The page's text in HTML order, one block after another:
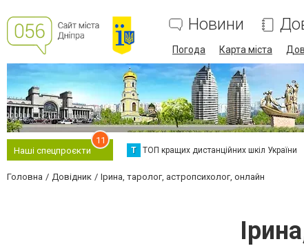
Новини
Погода Карта міста
Наші спецпроєкти
11
Т ТОП кращих дистанційних шкіл України
Головна Довідник Ірина, таролог, астропсихолог, онлайн